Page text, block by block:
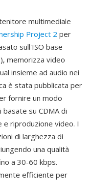
multimediale
Project 2 per
sull'ISO base
memorizza video
insieme ad audio nei
è stata pubblicata per
fornire un modo
su CDMA di
riproduzione video. I
di larghezza di
una qualità
a 30-60 kbps.
efficiente per